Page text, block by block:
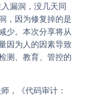
漏洞，没几天同
，因为修复掉的是
少。本次分享将从
因为人的因素导致
测、教育、管控的
，《代码审计：